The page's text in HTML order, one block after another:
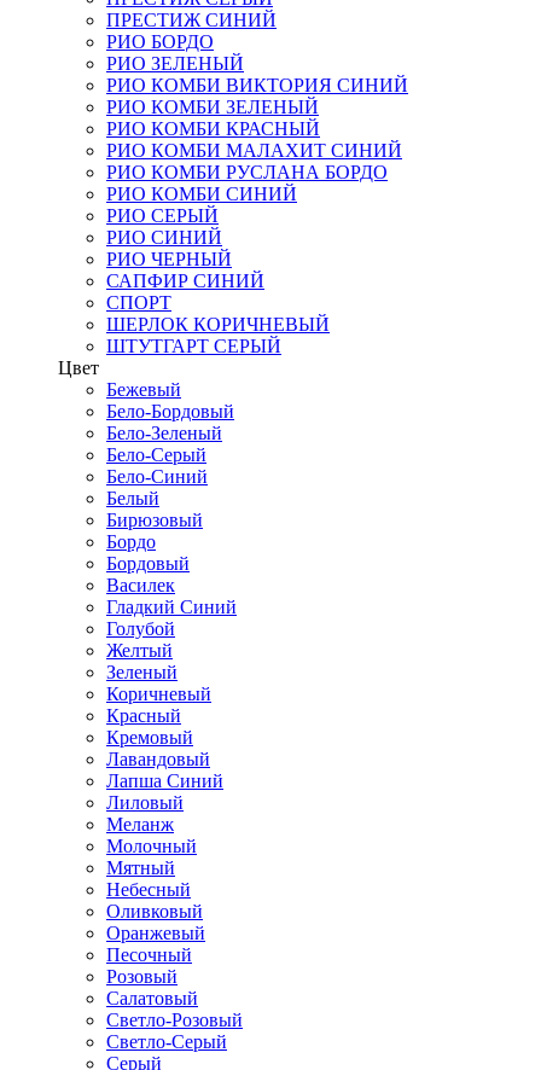
ПРЕСТИЖ СИНИЙ
РИО БОРДО
РИО ЗЕЛЕНЫЙ
РИО КОМБИ ВИКТОРИЯ СИНИЙ
РИО КОМБИ ЗЕЛЕНЫЙ
РИО КОМБИ КРАСНЫЙ
РИО КОМБИ МАЛАХИТ СИНИЙ
РИО КОМБИ РУСЛАНА БОРДО
РИО КОМБИ СИНИЙ
РИО СЕРЫЙ
РИО СИНИЙ
РИО ЧЕРНЫЙ
САПФИР СИНИЙ
СПОРТ
ШЕРЛОК КОРИЧНЕВЫЙ
ШТУТГАРТ СЕРЫЙ
Цвет
Бежевый
Бело-Бордовый
Бело-Зеленый
Бело-Серый
Бело-Синий
Белый
Бирюзовый
Бордо
Бордовый
Василек
Гладкий Синий
Голубой
Желтый
Зеленый
Коричневый
Красный
Кремовый
Лавандовый
Лапша Синий
Лиловый
Меланж
Молочный
Мятный
Небесный
Оливковый
Оранжевый
Песочный
Розовый
Салатовый
Светло-Розовый
Светло-Серый
Серый